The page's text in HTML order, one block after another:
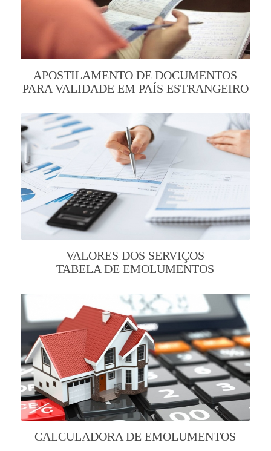
APOSTILAMENTO DE DOCUMENTOS
PARA VALIDADE EM PAÍS ESTRANGEIRO
VALORES DOS SERVIÇOS
TABELA DE EMOLUMENTOS
CALCULADORA DE EMOLUMENTOS